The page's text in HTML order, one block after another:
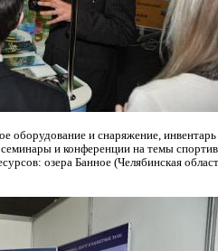
оборудование и снаряжение,
и конференции на темы
озера Банное (Челябинская